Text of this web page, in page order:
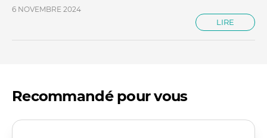
6 NOVEMBRE 2024
LIRE
Recommandé pour vous